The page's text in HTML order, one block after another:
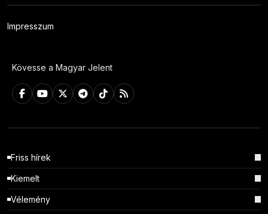
Impresszum
Kövesse a Magyar Jelent
Friss hírek
Kiemelt
Vélemény